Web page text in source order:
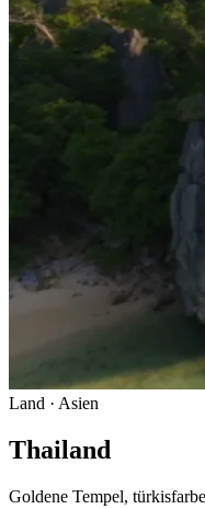
Land · Asien
Thailand
Goldene Tempel,